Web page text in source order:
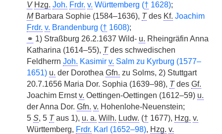
V Hzg. Joh. Frdr. v. Württemberg († 1628);
MBarbara Sophie (1584–1636), Tdes Kf. Joachim
Frdr. v. Brandenburg († 1608);
⚭ 1) Straßburg 26.2.1637 Wild- u. Rheingräfin Anna
Katharina (1614–55), Tdes schwedischen
Feldherrn Joh. Kasimir v. Salm zu Kyrburg (1577–
1651) u. der Dorothea Gfn. zu Solms, 2) Stuttgart
20.7.1656 Maria Dor. Sophia (1639–98), Tdes Gf.
Joachim Ernstv. Oettingen-Oettingen (1612–59) u.
der Anna Dor. Gfn. v. Hohenlohe-Neuenstein;
5 S, 5 Taus 1), u. a. Wilh. Ludw. († 1677), Hzg. v.
Württemberg, Frdr. Karl (1652–98), Hzg. v.